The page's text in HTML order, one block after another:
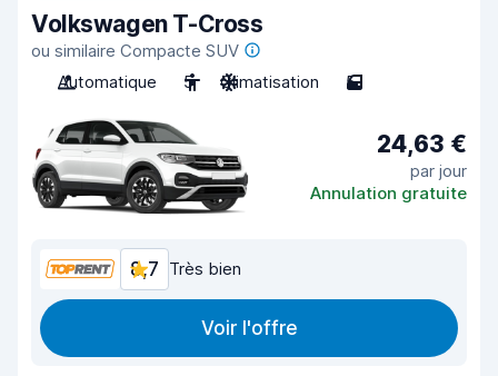
Volkswagen T-Cross
ou similaire Compacte SUV
Automatique
5 Climatisation 5
24,63 €
par jour
Annulation gratuite
8,7 Très bien
Voir l'offre